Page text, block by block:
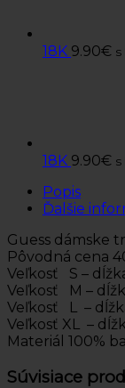
18K 9.90€ s
18K 9.90€ s
Popis
Ďalšie
Guess dámske
Pôvodná cena
Veľkosť S –
Veľkosť M –
Veľkosť L –
Veľkosť XL –
Materiál 100%
Súvisiace